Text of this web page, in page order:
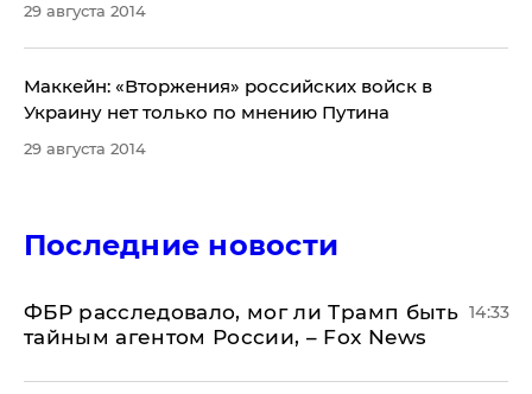
29 августа 2014
Маккейн: «Вторжения» российских войск в
Украину нет только по мнению Путина
29 августа 2014
Последние новости
ФБР расследовало, мог ли Трамп быть
тайным агентом России, – Fox News
14:33